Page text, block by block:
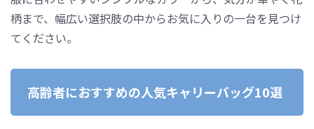
柄まで、幅広い選択肢の中からお気に入りの一台を見つけ
てください。
高齢者におすすめの人気キャリーバッグ10選